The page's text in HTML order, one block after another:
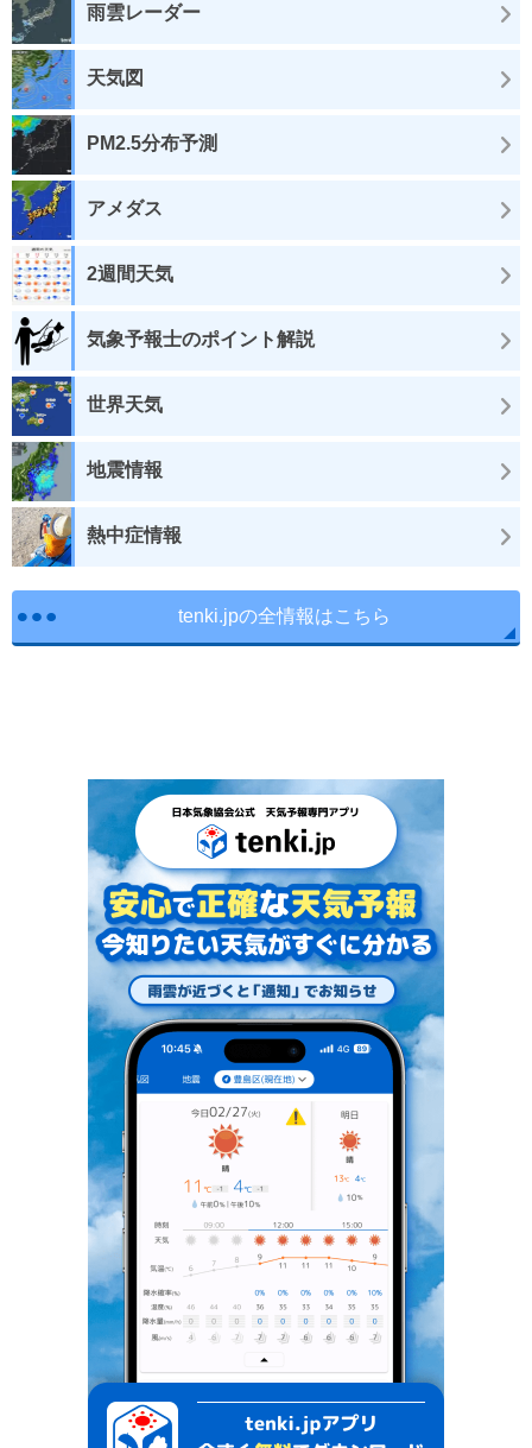
雨雲レーダー
天気図
PM2.5分布予測
アメダス
2週間天気
気象予報士のポイント解説
世界天気
地震情報
熱中症情報
tenki.jpの全情報はこちら